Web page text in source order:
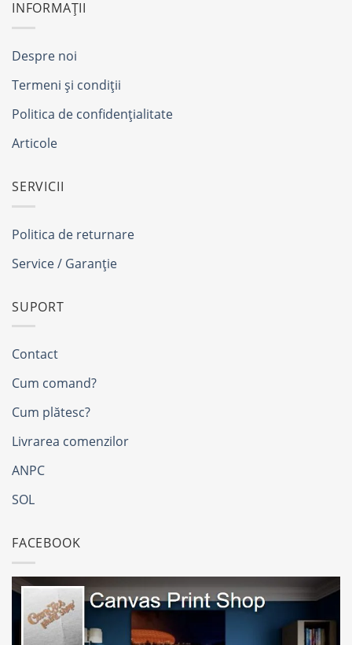
INFORMAȚII
Despre noi
Termeni și condiții
Politica de confidențialitate
Articole
SERVICII
Politica de returnare
Service / Garanție
SUPORT
Contact
Cum comand?
Cum plătesc?
Livrarea comenzilor
ANPC
SOL
FACEBOOK